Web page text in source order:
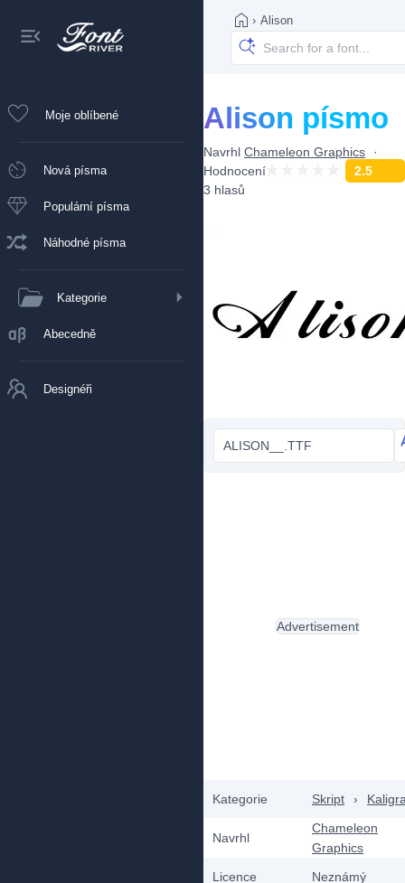
Moje oblíbené
Nová písma
Populární písma
Náhodné písma
Kategorie
Abecedně
Designéři
› Alison
Alison písmo
Navrhl Chameleon Graphics
Hodnocení
2.5
3 hlasů
ALISON__.TTF
Kategorie Skript ›
Navrhl
Chameleon
Graphics
Licence
Neznámý
Advertisement